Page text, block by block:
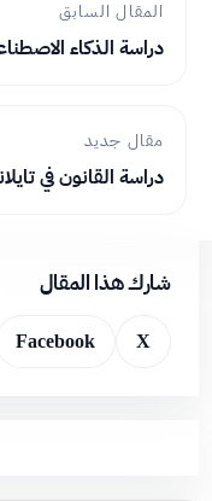
المقال السابق
دراسة الذكاء
مقال جديد
دراسة القانون في
شارك هذا المقال
X
Facebook